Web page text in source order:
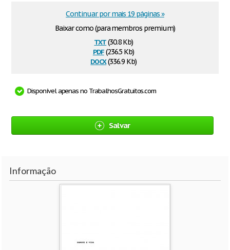
Baixar como (para membros premium)
txt(30.8 Kb)
pdf(236.5 Kb)
docx(336.9 Kb)
Continuar por mais 19 páginas »
Disponível apenas no TrabalhosGratuitos.com
Salvar
Informação